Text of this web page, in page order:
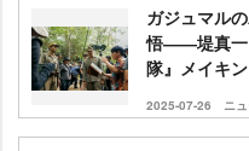
ガジュマル
悟――堤真一
隊』メイキ
2025-07-26 ニ